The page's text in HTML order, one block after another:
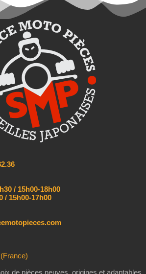
/ 15h00-18h00
/ 15h00-17h00
de pièces neuves, origines et adaptables